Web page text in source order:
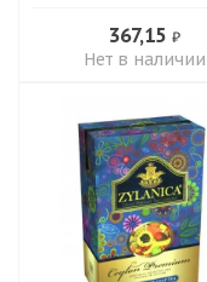
367,15 ₽
Нет в наличии